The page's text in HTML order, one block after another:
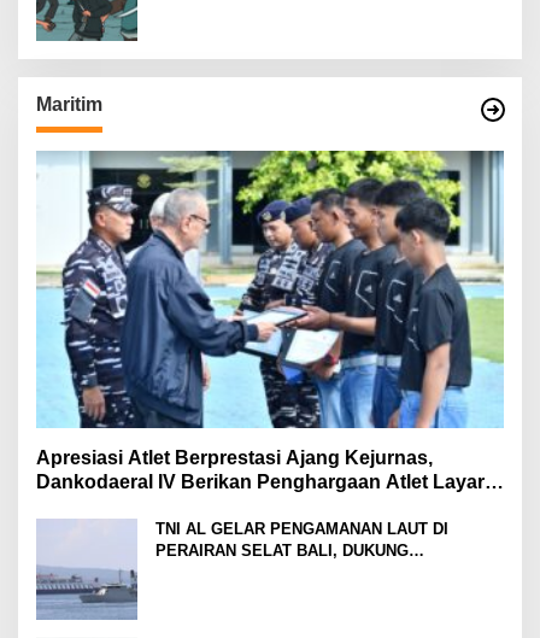
Maritim
Apresiasi Atlet Berprestasi Ajang Kejurnas,
Dankodaeral IV Berikan Penghargaan Atlet Layar
TNI AL GELAR PENGAMANAN LAUT DI
PERAIRAN SELAT BALI, DUKUNG